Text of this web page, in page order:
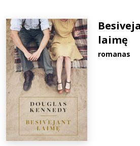
D.U.K.
laimę
romanas